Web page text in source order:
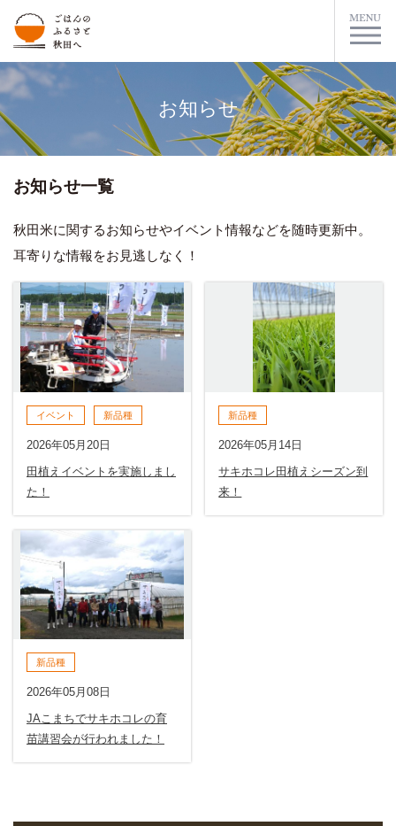
お知らせ
お知らせ一覧
秋田米に関するお知らせやイベント情報などを随時更新中。
耳寄りな情報をお見逃しなく！
イベント 新品種
2026年05月20日
田植えイベントを実施しまし
た！
新品種
2026年05月14日
サキホコレ田植えシーズン到
来！
新品種
2026年05月08日
JAこまちでサキホコレの育
苗講習会が行われました！